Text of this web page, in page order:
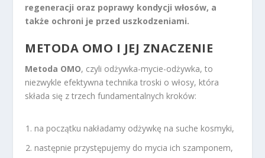
regeneracji oraz poprawy kondycji włosów, a
także ochroni je przed uszkodzeniami.
METODA OMO I JEJ ZNACZENIE
Metoda OMO, czyli odżywka-mycie-odżywka, to
niezwykle efektywna technika troski o włosy, która
składa się z trzech fundamentalnych kroków:
na początku nakładamy odżywkę na suche kosmyki,
następnie przystępujemy do mycia ich szamponem,